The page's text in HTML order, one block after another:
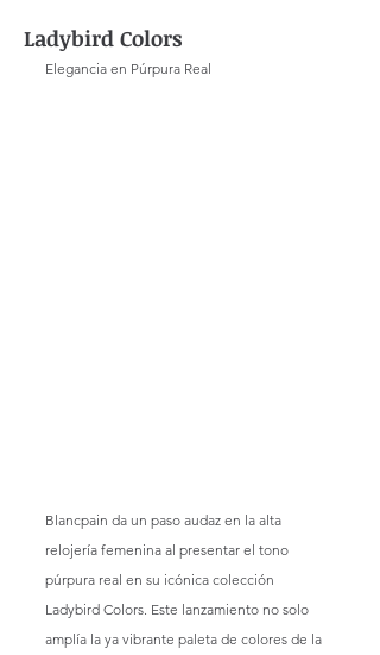
Ladybird Colors
Elegancia en Púrpura Real
Blancpain da un paso audaz en la alta
relojería femenina al presentar el tono
púrpura real en su icónica colección
Ladybird Colors. Este lanzamiento no solo
amplía la ya vibrante paleta de colores de la